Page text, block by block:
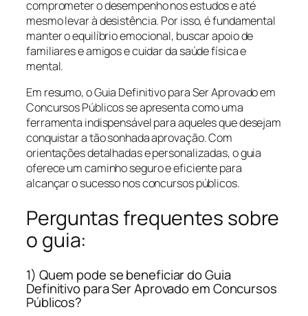
comprometer o desempenho nos estudos e até
mesmo levar à desistência. Por isso, é fundamental
manter o equilíbrio emocional, buscar apoio de
familiares e amigos e cuidar da saúde física e
mental.
Em resumo, o Guia Definitivo para Ser Aprovado em
Concursos Públicos se apresenta como uma
ferramenta indispensável para aqueles que desejam
conquistar a tão sonhada aprovação. Com
orientações detalhadas e personalizadas, o guia
oferece um caminho seguro e eficiente para
alcançar o sucesso nos concursos públicos.
Perguntas frequentes sobre
o guia:
1) Quem pode se beneficiar do Guia
Definitivo para Ser Aprovado em Concursos
Públicos?